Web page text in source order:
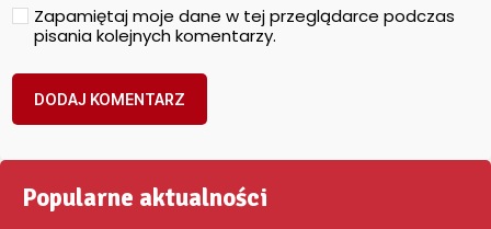
Zapamiętaj moje dane w tej przeglądarce podczas
pisania kolejnych komentarzy.
Popularne aktualności